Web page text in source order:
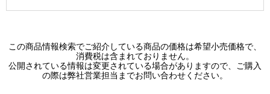
LEDX-4223G
LEDX-4223SC
システムユニット白色つや消しバッフル
この商品情報検索でご紹介している商品の価格は希望小売価格で、
消費税は含まれておりません。
公開されている情報は変更されている場合がありますので、ご購入
の際は弊社営業担当までお問い合わせください。